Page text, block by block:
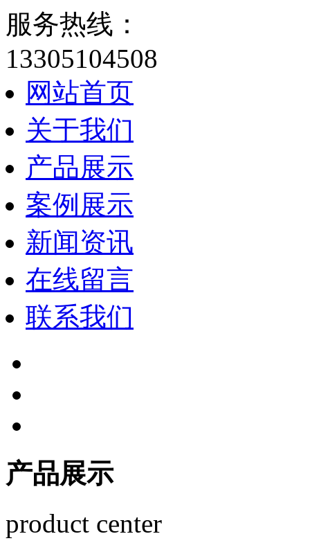
服务热线：
13305104508
网站首页
关于我们
产品展示
案例展示
新闻资讯
在线留言
联系我们
产品展示
product center